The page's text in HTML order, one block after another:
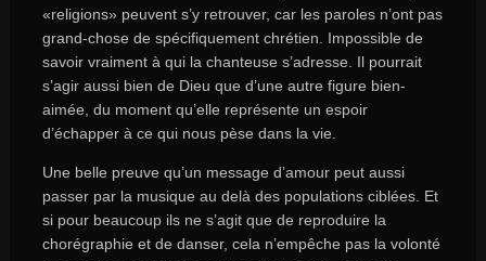
«religions» peuvent s’y retrouver, car les paroles n’ont pas
grand-chose de spécifiquement chrétien. Impossible de
savoir vraiment à qui la chanteuse s’adresse. Il pourrait
s’agir aussi bien de Dieu que d’une autre figure bien-
aimée, du moment qu’elle représente un espoir
d’échapper à ce qui nous pèse dans la vie.
Une belle preuve qu’un message d’amour peut aussi
passer par la musique au delà des populations ciblées. Et
si pour beaucoup ils ne s’agit que de reproduire la
chorégraphie et de danser, cela n’empêche pas la volonté